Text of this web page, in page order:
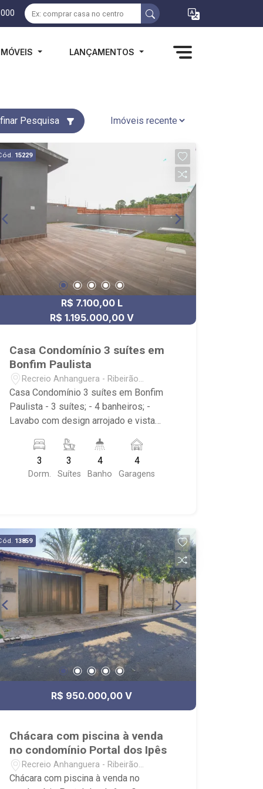
LANÇAMENTOS
Pesquisa
15229
R$ 7.100,00 L
R$ 1.195.000,00 V
Casa Condomínio 3 suítes em
Bonfim Paulista
Recreio Anhanguera - Ribeirão
Preto/SP
Casa Condomínio 3 suítes em Bonfim
Paulista - 3 suítes; - 4 banheiros; -
Lavabo com design arrojado e vista
na fachada; - Lavanderia com acesso
externo e interno; - Piscina aquecida; -
Amplo espaço no fundo; - Pé direito
Infraestrutura para energia fotovoltaica;
- Aquecimento dos chuveiros e
torneiras através de boiler e placa
solares; - 4 vagas, sendo 2 cobertas; -
Condomínio com portaria 24h; -
Próximo ao Posto Gavião e Tracbel
Agro.
3
Dorm.
3
Suítes
4
Banho
4
Garagens
13859
R$ 950.000,00 V
Chácara com piscina à venda
no condomínio Portal dos Ipês
Recreio Anhanguera - Ribeirão
Preto/SP
Chácara com piscina à venda no